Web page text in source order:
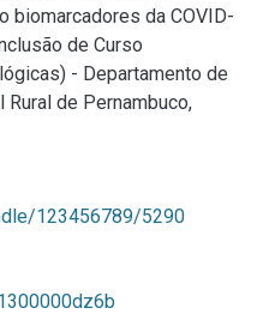
biomarcadores da COVID-
de Curso
- Departamento de
de Pernambuco,
123456789/5290